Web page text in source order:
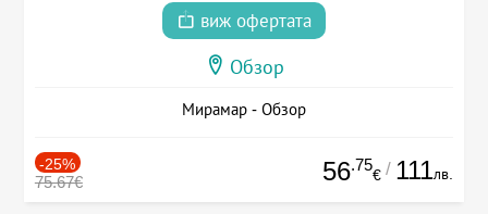
виж офертата
Обзор
Мирамар - Обзор
-25%
75.67€ 56.75
€ / 111лв.